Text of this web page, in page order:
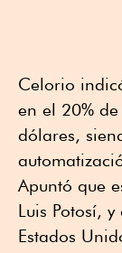
Celorio
en el 20%
dólares,
Apuntó que
Luis Potosí,
Estados